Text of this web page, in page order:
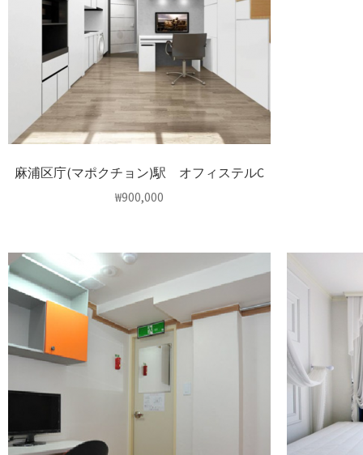
麻浦区庁(マポクチョン)駅 オフィステルC
₩900,000